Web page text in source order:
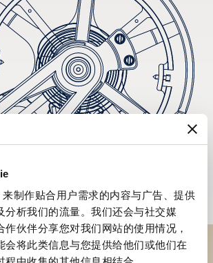
制作贴合用户需求的内容与广告、提供
分析我们的流量。我们还会与社交媒
作伙伴分享您对我们网站的使用情况，
会将此类信息与您提供给他们或他们在